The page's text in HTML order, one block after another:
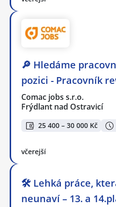
🔎 Hledáme
pozici - Pracovník
Comac jobs s.r.o.
Frýdlant nad Ostravicí
25 400 – 30 000 Kč
včerejší
🛠️ Lehká práce,
neunaví – 13. a